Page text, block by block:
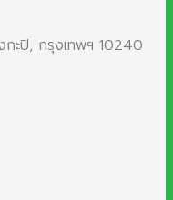
ะปิ, กรุงเทพฯ 10240